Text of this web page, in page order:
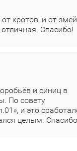
кротов, и от
Спасибо!
и синиц в
По совету
и это
целым.